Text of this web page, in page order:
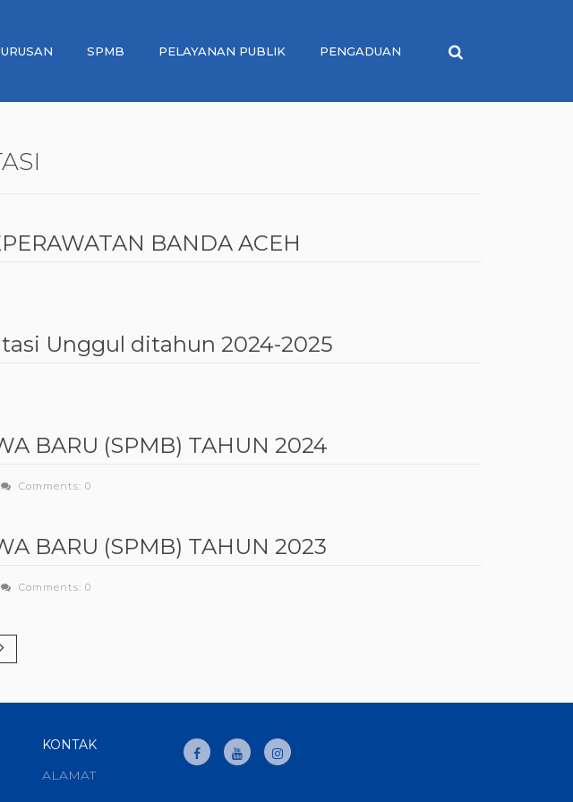
SPMB PELAYANAN PUBLIK PENGADUAN
BANDA ACEH
Unggul ditahun 2024-2025
BARU (SPMB) TAHUN 2024
Comments: 0
BARU (SPMB) TAHUN 2023
Comments: 0
KONTAK
ALAMAT